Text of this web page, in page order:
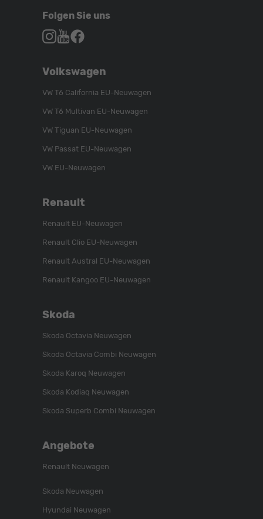
Folgen Sie uns
Autohaus
Sie
Instagram
Autohaus
Sie
unser
Kanal
Sie
Facebook
Volkswagen
VW T6 California EU-Neuwagen
VW T6 Multivan EU-Neuwagen
VW Tiguan EU-Neuwagen
VW Passat EU-Neuwagen
VW EU-Neuwagen
Renault
Renault EU-Neuwagen
Renault Clio EU-Neuwagen
Renault Austral EU-Neuwagen
Renault Kangoo EU-Neuwagen
Skoda
Skoda Octavia Neuwagen
Skoda Octavia Combi Neuwagen
Skoda Karoq Neuwagen
Skoda Kodiaq Neuwagen
Skoda Superb Combi Neuwagen
Angebote
Renault Neuwagen
Skoda Neuwagen
Hyundai Neuwagen